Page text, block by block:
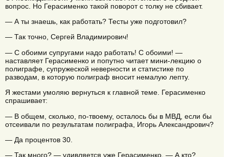
вопрос. Но Герасименко такой поворот с толку не сбивает.
— А ты знаешь, как работать? Тесты уже подготовил?
— Так точно, Сергей Владимирович!
— С обоими супругами надо работать! С обоими! —
наставляет Герасименко и попутно читает мини-лекцию о
полиграфе, супружеской неверности и статистике по
разводам, в которую полиграф вносит немалую лепту.
Я жестами умоляю вернуться к главной теме. Герасименко
спрашивает:
— В общем, сколько, по-твоему, осталось бы в МВД, если бы
отсеивали по результатам полиграфа, Игорь Александрович?
— Да процентов 30.
— Так много? — удивляется уже Герасименко. — А кто?